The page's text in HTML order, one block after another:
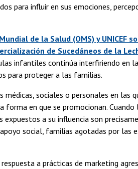
para influir en sus emociones,
de la Salud (OMS) y UNICEF
de Sucedáneos de la
infantiles continúa interfiriendo en
para proteger a las familias.
sociales o personales en las
forma en que se promocionan.
a su influencia son
social, familias agotadas por las
a prácticas de marketing